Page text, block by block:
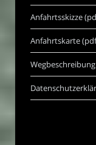
Anfahrtsskizze
Anfahrtskarte